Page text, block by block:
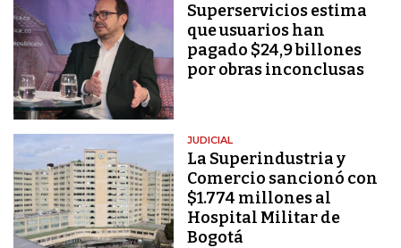
Superservicios estima
que usuarios han
pagado $24,9 billones
por obras inconclusas
JUDICIAL
La Superindustria y
Comercio sancionó con
$1.774 millones al
Hospital Militar de
Bogotá